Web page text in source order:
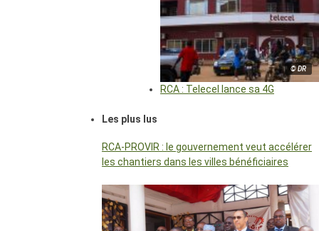
© DR
RCA : Telecel lance sa 4G
Les plus lus
RCA-PROVIR : le gouvernement veut accélérer
les chantiers dans les villes bénéficiaires